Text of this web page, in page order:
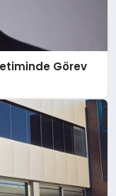
Görev